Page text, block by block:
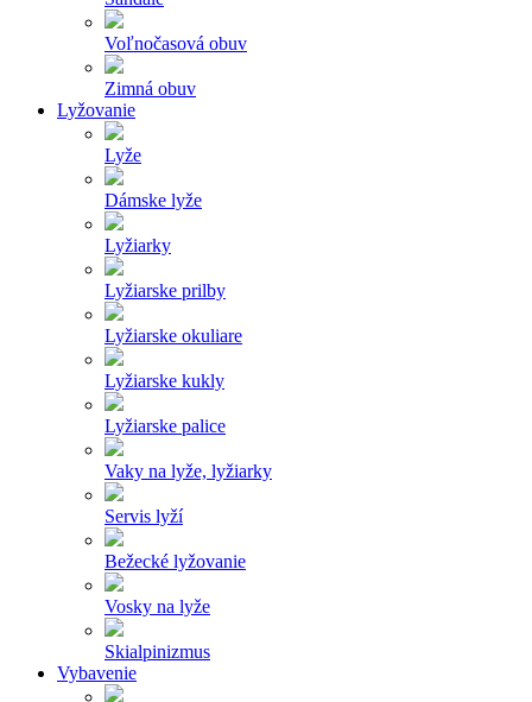
Voľnočasová obuv
Zimná obuv
Lyžovanie
Lyže
Dámske lyže
Lyžiarky
Lyžiarske prilby
Lyžiarske okuliare
Lyžiarske kukly
Lyžiarske palice
Vaky na lyže, lyžiarky
Servis lyží
Bežecké lyžovanie
Vosky na lyže
Skialpinizmus
Vybavenie